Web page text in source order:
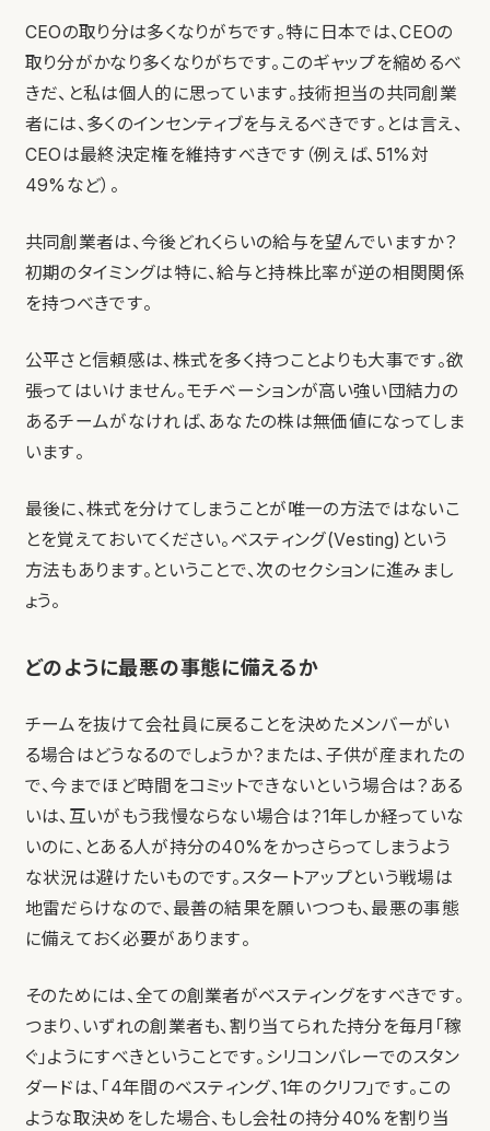
CEOの取り分は多くなりがちです。特に日本では、CEOの
取り分がかなり多くなりがちです。このギャップを縮めるべ
きだ、と私は個人的に思っています。技術担当の共同創業
者には、多くのインセンティブを与えるべきです。とは言え、
CEOは最終決定権を維持すべきです（例えば、51%対
49%など）。
共同創業者は、今後どれくらいの給与を望んでいますか？
初期のタイミングは特に、給与と持株比率が逆の相関関係
を持つべきです。
公平さと信頼感は、株式を多く持つことよりも大事です。欲
張ってはいけません。モチベーションが高い強い団結力の
あるチームがなければ、あなたの株は無価値になってしま
います。
最後に、株式を分けてしまうことが唯一の方法ではないこ
とを覚えておいてください。ベスティング(Vesting)という
方法もあります。ということで、次のセクションに進みまし
ょう。
どのように最悪の事態に備えるか
チームを抜けて会社員に戻ることを決めたメンバーがい
る場合はどうなるのでしょうか？または、子供が産まれたの
で、今までほど時間をコミットできないという場合は？ある
いは、互いがもう我慢ならない場合は？1年しか経っていな
いのに、とある人が持分の40%をかっさらってしまうよう
な状況は避けたいものです。スタートアップという戦場は
地雷だらけなので、最善の結果を願いつつも、最悪の事態
に備えておく必要があります。
そのためには、全ての創業者がベスティングをすべきです。
つまり、いずれの創業者も、割り当てられた持分を毎月「稼
ぐ」ようにすべきということです。シリコンバレーでのスタン
ダードは、「4年間のベスティング、1年のクリフ」です。この
ような取決めをした場合、もし会社の持分40%を割り当